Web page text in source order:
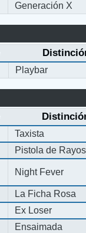
Generación X
Playbar
Taxista
Pistola de Rayos
Night Fever
La Ficha Rosa
Ex Loser
Ensaimada